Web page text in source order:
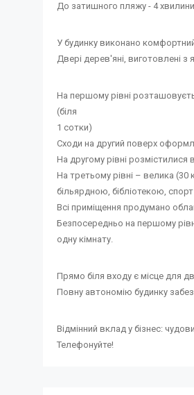
До затишного пляжу - 4
У будинку виконано
Двері дерев'яні, виготовлені з
На першому рівні
(біля
1 сотки)
Сходи на другий поверх
На другому рівні розмістилися
На третьому рівні – велика
більярдною, бібліотекою,
Всі приміщення продумано
Безпосередньо на першому
одну кімнату.
Прямо біля входу є місце для
Повну автономію будинку
Відмінний вклад у бізнес:
Телефонуйте!